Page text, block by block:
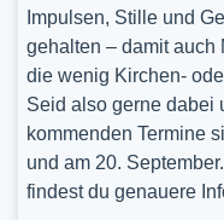
Impulsen, Stille und
gehalten – damit auch
die wenig Kirchen-
Seid also gerne dabei
kommenden Termine
und am 20.
findest du genauere